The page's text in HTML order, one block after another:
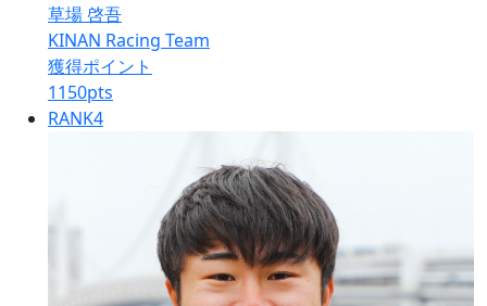
草場 啓吾
KINAN Racing Team
獲得ポイント
1150pts
RANK4